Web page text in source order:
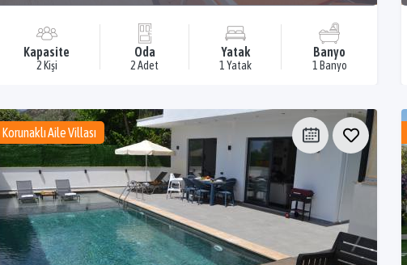
Kapasite
2 Kişi
Oda
2 Adet
Yatak
1 Yatak
Banyo
1 Banyo
Korunaklı Aile Villası